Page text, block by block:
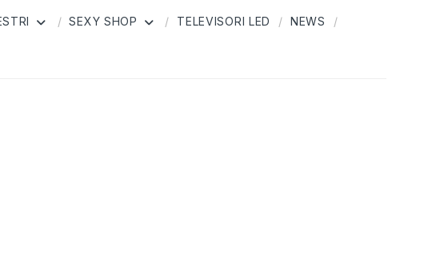
SEXY SHOP TELEVISORI LED
NEWS